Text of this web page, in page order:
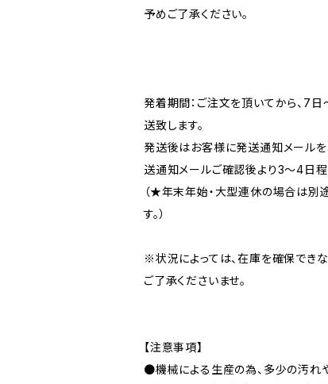
予めご了承ください。
発着期間：ご注文を頂いてから、7
送致します。
発送後はお客様に発送通知メールを
送通知メールご確認後より3〜4日程
（★年末年始・大型連休の場合は別
す。）
※状況によっては、在庫を確保でき
ご了承くださいませ。
【注意事項】
●機械による生産の為、多少の汚れ